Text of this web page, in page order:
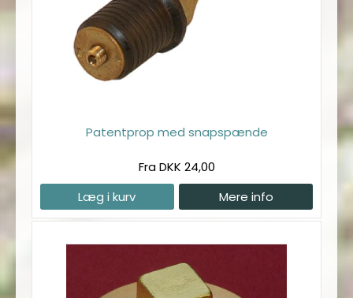
Patentprop med snapspænde
Fra DKK 24,00
Læg i kurv
Mere info